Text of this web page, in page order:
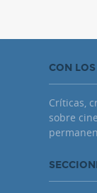
CON
Críticas,
sobre